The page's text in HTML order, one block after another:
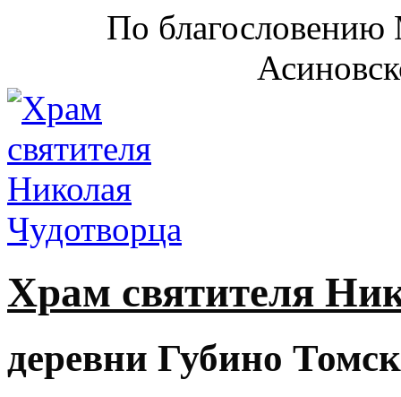
По благословению
Храм святителя
деревни Губино